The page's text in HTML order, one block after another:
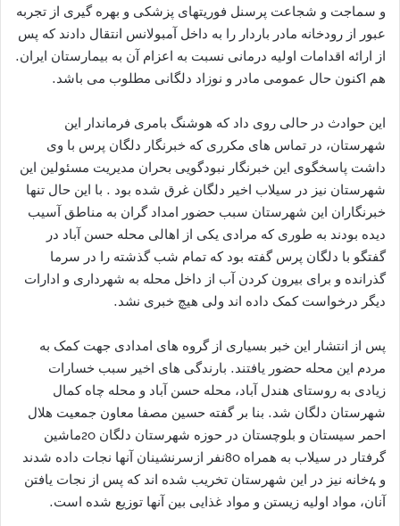
و سماجت و شجاعت پرسنل فوریتهای پزشکی و بهره گیری از تجربه
عبور از رودخانه مادر باردار را به داخل آمبولانس انتقال دادند که پس
از ارائه اقدامات اولیه درمانی نسبت به اعزام آن به بیمارستان ایران.
هم اکنون حال عمومی مادر و نوزاد دلگانی مطلوب می باشد.
این حوادث در حالی روی داد که هوشنگ بامری فرماندار این
شهرستان، در تماس های مکرری که خبرنگار دلگان پرس با وی
داشت پاسخگوی این خبرنگار نبودگویی بحران مدیریت مسئولین این
شهرستان نیز در سیلاب اخیر دلگان غرق شده بود . با این حال تنها
خبرنگاران این شهرستان سبب حضور امداد گران به مناطق آسیب
دیده بودند به طوری که مرادی یکی از اهالی محله حسن آباد در
گفتگو با دلگان پرس گفته بود که تمام شب گذشته را در سرما
گذرانده و برای بیرون کردن آب از داخل محله به شهرداری و ادارات
دیگر درخواست کمک داده اند ولی هیچ خبری نشد.
پس از انتشار این خبر بسیاری از گروه های امدادی جهت کمک به
مردم این محله حضور یافتند. بارندگی های اخیر سبب خسارات
زیادی به روستای هندل آباد، محله حسن آباد و محله چاه کمال
شهرستان دلگان شد. بنا بر گفته حسین مصفا معاون جمعیت هلال
احمر سیستان و بلوچستان در حوزه شهرستان دلگان 20ماشین
گرفتار در سیلاب به همراه 80نفر ازسرنشینان آنها نجات داده شدند
و 4خانه نیز در این شهرستان تخریب شده اند که پس از نجات یافتن
آنان، مواد اولیه زیستن و مواد غذایی بین آنها توزیع شده است.